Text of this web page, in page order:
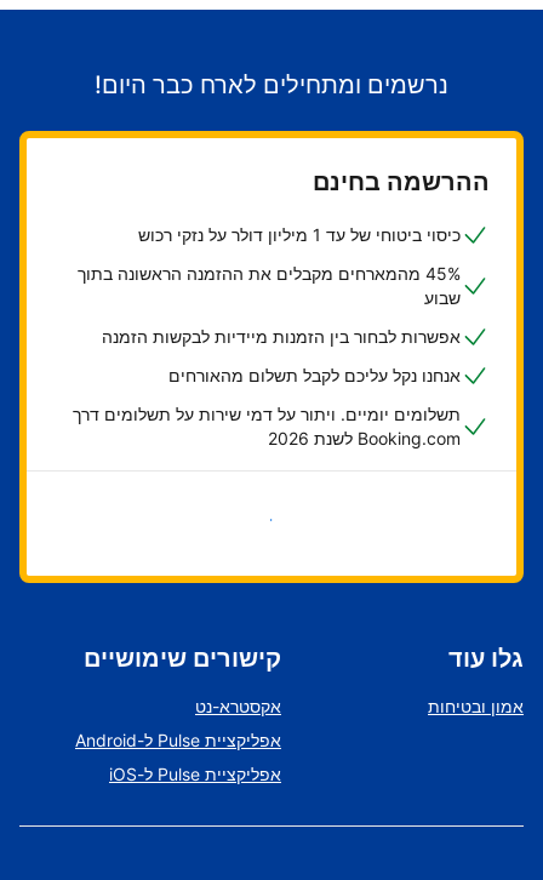
נרשמים ומתחילים לארח כבר היום!
ההרשמה בחינם
כיסוי ביטוחי של עד 1 מיליון דולר על נזקי רכוש
45% מהמארחים מקבלים את ההזמנה הראשונה בתוך
שבוע
אפשרות לבחור בין הזמנות מיידיות לבקשות הזמנה
אנחנו נקל עליכם לקבל תשלום מהאורחים
תשלומים יומיים. ויתור על דמי שירות על תשלומים דרך
Booking.com לשנת 2026
בואו נתחיל
גלו עוד
אמון ובטיחות
קישורים שימושיים
אקסטרא-נט
אפליקציית Pulse ל-Android
אפליקציית Pulse ל-iOS